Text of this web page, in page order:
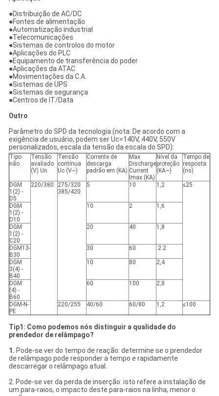
●Distribuição de AC/DC
●Fontes de alimentação
●Automatização industrial
●Telecomunicações
●Sistemas de controlos do motor
●Aplicações do PLC
●Equipamento de transferência do poder
●Aplicações da ATAC
●Movimentações da C.A.
●Sistemas de UPS
●Sistemas de segurança
●Centros de IT/Data
Outro
Parâmetro do SPD da tecnologia (nota: De acordo com a
exigência de usuário, podem ser Uc=140V, 440V, 550V
personalizados, escala da tensão da escala do SPD):
Tipo
não.
Tensão
avaliado
(V) Un
Tensão
contínua
Uc (V~)
Corrente de
descarga
padrão em (KA)
Max
Discharge
Current
Imax (KA)
Nível da
proteção
(KA~)
Tempo de
resposta
(ns)
DGM
1(2) -
D5
220/380
275/320
385/420
5 10 1,2 ≤25
DGM
1(2) -
D10
10 2 1,6
DGM
1(2) -
C20
20 40 1,8
DGM13-
B30
30 60 .2.2
DGM
3(4) -
B40
10 80 2,4
DGM
(4) -
B60
60 100 2,8
DGM-N-
PE
220/255 40/60 60/80 1,2 ≤100
Tip1: Como podemos nós distinguir a qualidade do
prendedor de relâmpago?
1. Pode-se ver do tempo de reação: determine se o prendedor
de relâmpago pode responder a tempo e rapidamente
descarregar o relâmpago atual.
2. Pode-se ver da perda de inserção: isto refere a instalação de
um para-raios, o impacto deste para-raios na linha, menor o